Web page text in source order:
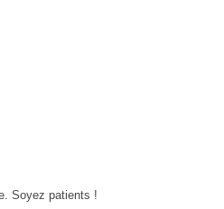
Soyez patients !